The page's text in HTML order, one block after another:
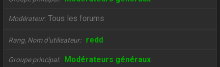
Modérateur Tous les forums
Rang, Nom d’utilisateur redd
Groupe principal Modérateurs généraux